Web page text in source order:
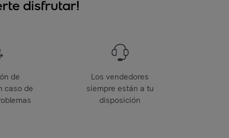
disfrutar!
de
caso de
Los vendedores
siempre están a tu
disposición